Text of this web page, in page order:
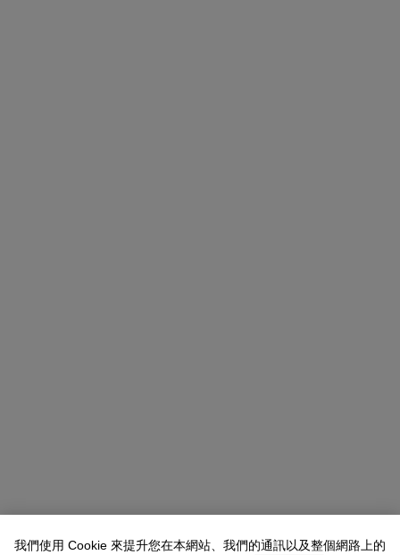
我們使用 Cookie 來提升您在本網站、我們的通訊以及整個網路上的